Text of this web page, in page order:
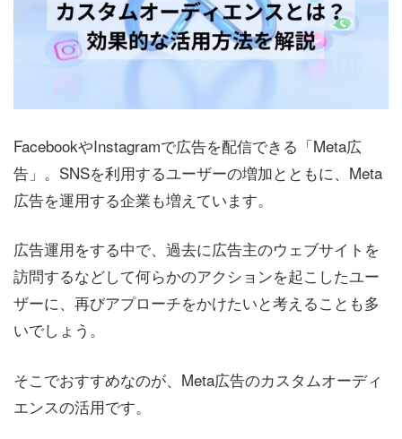
FacebookやInstagramで広告を配信できる「Meta広
告」。SNSを利用するユーザーの増加とともに、Meta
広告を運用する企業も増えています。
広告運用をする中で、過去に広告主のウェブサイトを
訪問するなどして何らかのアクションを起こしたユー
ザーに、再びアプローチをかけたいと考えることも多
いでしょう。
そこでおすすめなのが、Meta広告のカスタムオーディ
エンスの活用です。